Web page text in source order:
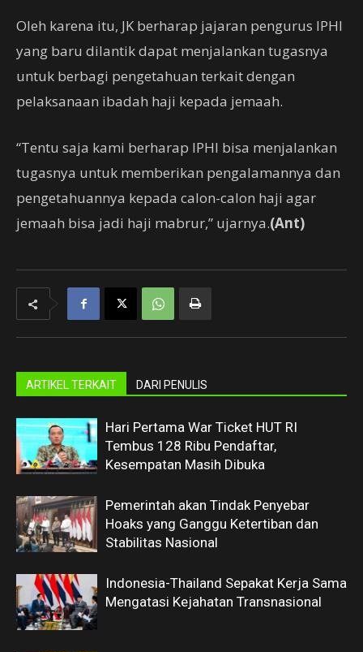
Oleh karena itu, JK berharap jajaran pengurus IPHI
yang baru dilantik dapat menjalankan tugasnya
untuk berbagi pengetahuan terkait dengan
pelaksanaan ibadah haji kepada jemaah.
“Tentu saja kami berharap IPHI bisa menjalankan
tugasnya untuk memberikan pengalamannya dan
pengetahuannya kepada calon-calon haji agar
jemaah bisa jadi haji mabrur,” ujarnya.(Ant)
ARTIKEL TERKAIT DARI PENULIS
Hari Pertama War Ticket HUT RI
Tembus 128 Ribu Pendaftar,
Kesempatan Masih Dibuka
Pemerintah akan Tindak Penyebar
Hoaks yang Ganggu Ketertiban dan
Stabilitas Nasional
Indonesia-Thailand Sepakat Kerja Sama
Mengatasi Kejahatan Transnasional